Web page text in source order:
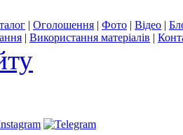
| Оголошення | Фото | Відео |
| Використання матеріалів |